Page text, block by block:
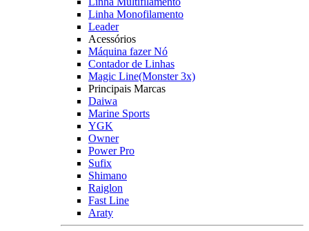
Linha Monofilamento
Leader
Acessórios
Máquina fazer Nó
Contador de Linhas
Magic Line(Monster 3x)
Principais Marcas
Daiwa
Marine Sports
YGK
Owner
Power Pro
Sufix
Shimano
Raiglon
Fast Line
Araty